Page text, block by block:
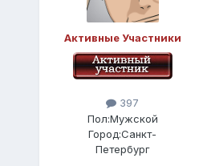
Активные Участники
397
Пол:Мужской
Город:Санкт-
Петербург